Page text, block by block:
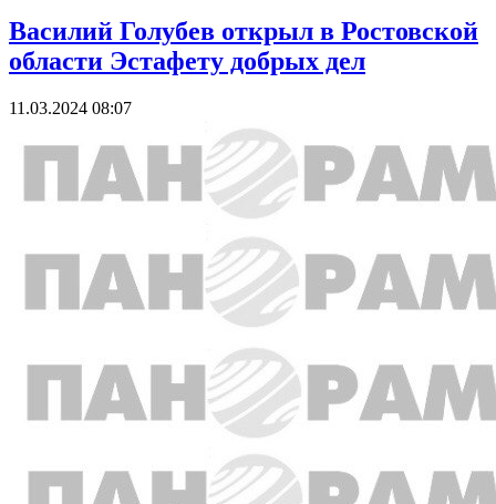
Василий Голубев открыл в Ростовской
области Эстафету добрых дел
11.03.2024 08:07